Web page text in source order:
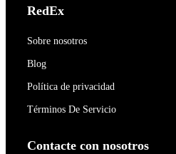
RedEx
Sobre nosotros
Blog
Política de privacidad
Términos De Servicio
Contacte con nosotros